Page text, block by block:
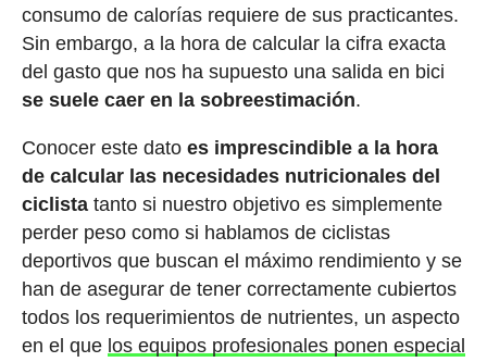
consumo de calorías requiere de sus practicantes.
Sin embargo, a la hora de calcular la cifra exacta
del gasto que nos ha supuesto una salida en bici
se suele caer en la sobreestimación.
Conocer este dato es imprescindible a la hora
de calcular las necesidades nutricionales del
ciclistatanto si nuestro objetivo es simplemente
perder peso como si hablamos de ciclistas
deportivos que buscan el máximo rendimiento y se
han de asegurar de tener correctamente cubiertos
todos los requerimientos de nutrientes, un aspecto
en el que los equipos profesionales ponen especial